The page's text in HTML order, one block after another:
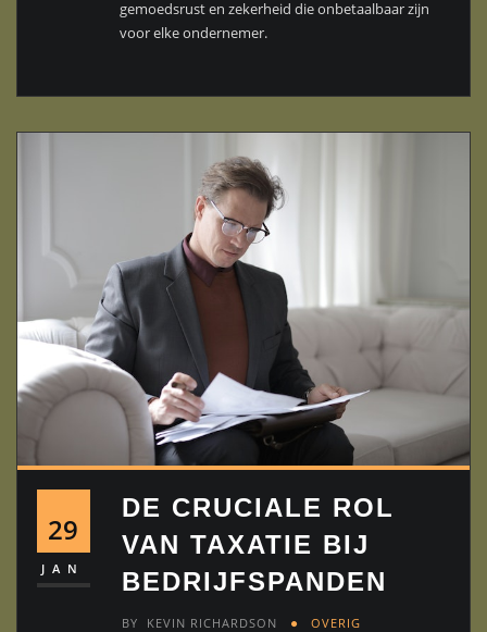
gemoedsrust en zekerheid die onbetaalbaar zijn
voor elke ondernemer.
29
JAN
DE CRUCIALE ROL
VAN TAXATIE BIJ
BEDRIJFSPANDEN
BY KEVIN RICHARDSON OVERIG